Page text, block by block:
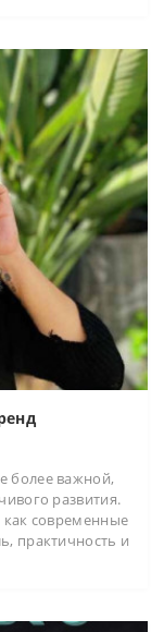
более важной,
развития.
современные
практичность и